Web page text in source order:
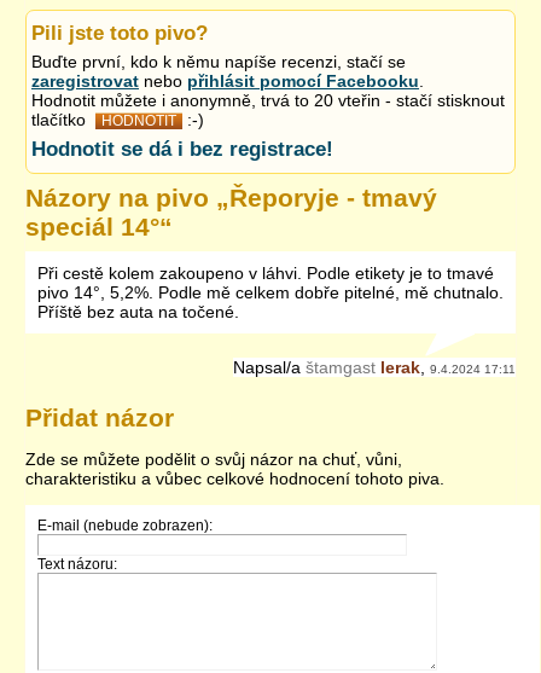
Pili jste toto pivo?
Buďte první, kdo k němu napíše recenzi, stačí se
zaregistrovat nebo přihlásit pomocí Facebooku
Hodnotit můžete i anonymně, trvá to 20 vteřin - stačí stisknout
tlačítko
HODNOTIT :-)
Hodnotit se dá i bez registrace!
Názory na pivo „Řeporyje - tmavý
speciál 14°“
Při cestě kolem zakoupeno v láhvi. Podle etikety je to tmavé
pivo 14°, 5,2%. Podle mě celkem dobře pitelné, mě chutnalo.
Příště bez auta na točené.
Napsal/a štamgast lerak 9.4.2024 17:11
Přidat názor
Zde se můžete podělit o svůj názor na chuť, vůni,
charakteristiku a vůbec celkové hodnocení tohoto piva.
E-mail (nebude zobrazen):
Text názoru: